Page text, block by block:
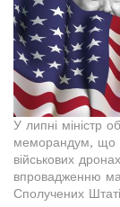
У липні міністр
меморандум, що
військових
впровадженню
Сполучених